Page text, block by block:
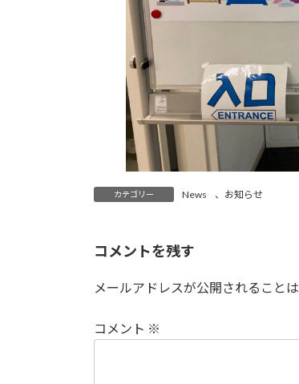
カテゴリー News 、 お知らせ
コメントを残す
メールアドレスが公開されることは
コメント ※